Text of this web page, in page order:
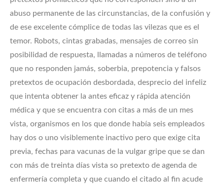
abuso permanente de las circunstancias, de la confusión y
de ese excelente cómplice de todas las vilezas que es el
temor. Robots, cintas grabadas, mensajes de correo sin
posibilidad de respuesta, llamadas a números de teléfono
que no responden jamás, soberbia, prepotencia y falsos
pretextos de ocupación desbordada, desprecio del infeliz
que intenta obtener la antes eficaz y rápida atención
médica y que se encuentra con citas a más de un mes
vista, organismos en los que donde había seis empleados
hay dos o uno visiblemente inactivo pero que exige cita
previa, fechas para vacunas de la vulgar gripe que se dan
con más de treinta días vista so pretexto de agenda de
enfermería completa y que cuando el citado al fin acude